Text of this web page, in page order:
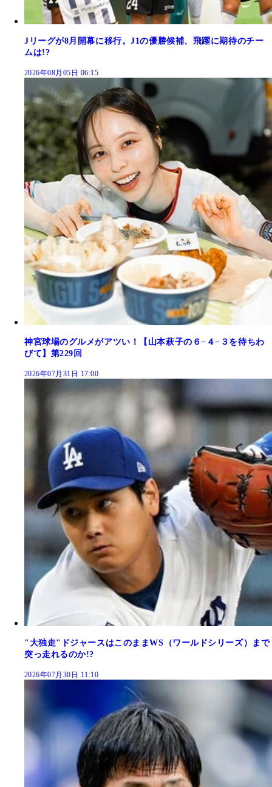
Jリーグが8月開幕に移行。J1の優勝候補、飛躍に期待のチー
ムは!?
2026年08月05日 06:15
神宮球場のグルメがアツい！【山本萩子の６−４−３を待ちわ
びて】第229回
2026年07月31日 17:00
"大独走"ドジャースはこのままWS（ワールドシリーズ）まで
突っ走れるのか!?
2026年07月30日 11:10